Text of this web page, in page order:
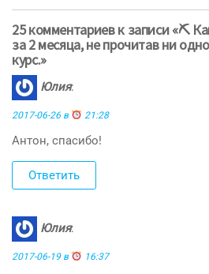
25 комментариев к записи «⛏
за 2 месяца, не прочитав ни
курс.»
Юлия:
2017-06-26 в 21:28
Антон, спасибо!
Ответить
Юлия:
2017-06-19 в 16:37